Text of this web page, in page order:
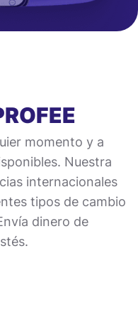
momento y a
Nuestra
internacionales
tipos de cambio
dinero de